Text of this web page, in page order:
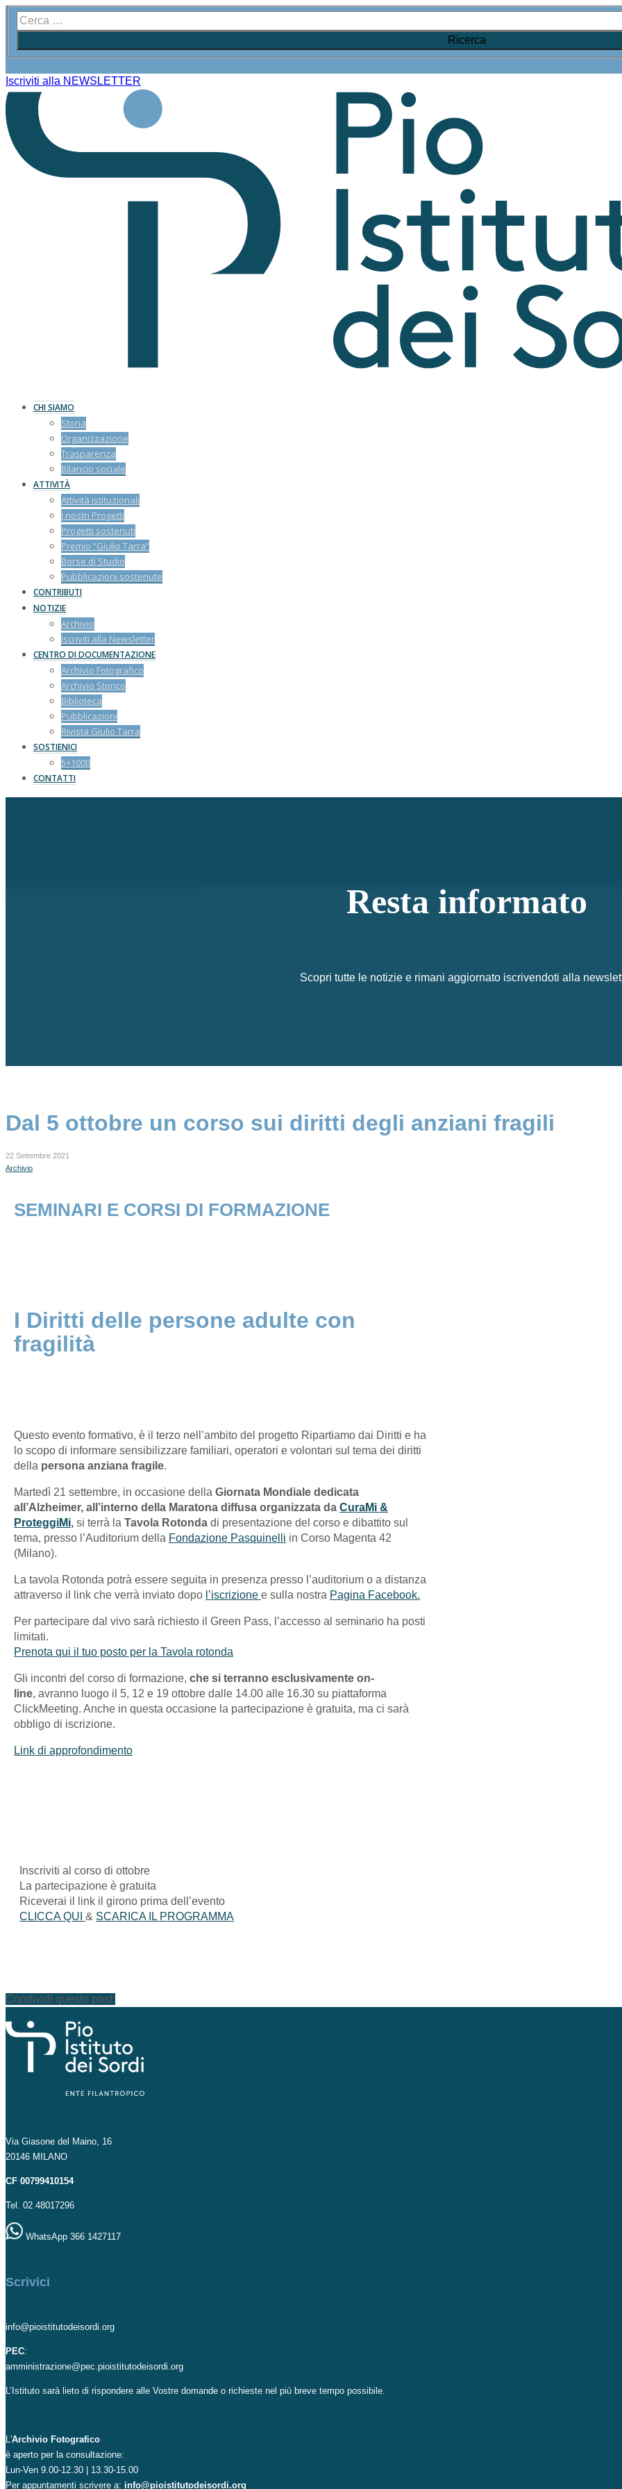
Iscriviti alla NEWSLETTER
CHI SIAMO
Storia
Organizzazione
Trasparenza
Bilancio sociale
ATTIVITÀ
Attività istituzionali
I nostri Progetti
Progetti sostenuti
Premio “Giulio Tarra”
Borse di Studio
Pubblicazioni sostenute
CONTRIBUTI
NOTIZIE
Archivio
Iscriviti alla Newsletter
CENTRO DI DOCUMENTAZIONE
Archivio Fotografico
Archivio Storico
Biblioteca
Pubblicazioni
Rivista Giulio Tarra
SOSTIENICI
5×1000
CONTATTI
Resta informato
Scopri tutte le notizie e rimani aggiornato iscrivendoti alla
Dal 5 ottobre un corso sui diritti degli anziani fragili
22 Settembre 2021
Archivio
SEMINARI E CORSI DI FORMAZIONE
I Diritti delle persone adulte con
fragilità
Questo evento formativo, è il terzo nell’ambito del progetto Ripartiamo dai Diritti e ha
lo scopo di informare sensibilizzare familiari, operatori e volontari sul tema dei diritti
della persona anziana fragile.
Martedì 21 settembre, in occasione della Giornata Mondiale dedicata
all’Alzheimer, all’interno della Maratona diffusa organizzata da CuraMi &
ProteggiMi, si terrà la Tavola Rotonda di presentazione del corso e dibattito sul
tema, presso l’Auditorium della Fondazione Pasquinelli in Corso Magenta 42
(Milano).
La tavola Rotonda potrà essere seguita in presenza presso l’auditorium o a distanza
attraverso il link che verrà inviato dopo l’iscrizione e sulla nostra Pagina Facebook.
Per partecipare dal vivo sarà richiesto il Green Pass, l’accesso al seminario ha posti
limitati.
Prenota qui il tuo posto per la Tavola rotonda
Gli incontri del corso di formazione, che si terranno esclusivamente on-
line, avranno luogo il 5, 12 e 19 ottobre dalle 14.00 alle 16.30 su piattaforma
ClickMeeting. Anche in questa occasione la partecipazione è gratuita, ma ci sarà
obbligo di iscrizione.
Link di approfondimento
Inscriviti al corso di ottobre
La partecipazione è gratuita
Riceverai il link il girono prima dell’evento
CLICCA QUI & SCARICA IL PROGRAMMA
Condividi questo post:
Via Giasone del Maino, 16
20146 MILANO
CF 00799410154
Tel. 02 48017296
WhatsApp 366 1427117
Scrivici
info@pioistitutodeisordi.org
PEC:
amministrazione@pec.pioistitutodeisordi.org
L’Istituto sarà lieto di rispondere alle Vostre domande o richieste nel più breve tempo possibile.
L'Archivio Fotografico
è aperto per la consultazione:
Lun-Ven 9.00-12.30 | 13.30-15.00
Per appuntamenti scrivere a: info@pioistitutodeisordi.org